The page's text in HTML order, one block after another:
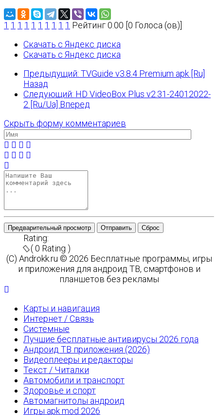
1 1 1 1 1 1 1 1 1 1 Рейтинг 0.00 [0 Голоса (ов)]
Скачать с Яндекс диска
Скачать с Яндекс диска
Предыдущий: TVGuide v3.8.4 Premium apk [Ru]
Назад
Следующий: HD VideoBox Plus v2.31-24012022-
2 [Ru/Ua] Вперед
Скрыть форму комментариев
Предварительный просмотр Отправить Сброс
Rating:
( 0 Rating )
(C) Androkk.ru © 2026 Бесплатные программы, игры
и приложения для андроид ТВ, смартфонов и
планшетов без рекламы
Карты и навигация
Интернет / Связь
Системные
Лучшие бесплатные антивирусы 2026 года
Андроид ТВ приложения (2026)
Видеоплееры и редакторы
Текст / Читалки
Автомобили и транспорт
Здоровье и спорт
Автомагнитолы андроид
Игры apk mod 2026